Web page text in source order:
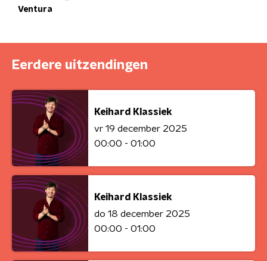
Ventura
Eerdere uitzendingen
Keihard Klassiek
vr 19 december 2025
00:00 - 01:00
Keihard Klassiek
do 18 december 2025
00:00 - 01:00